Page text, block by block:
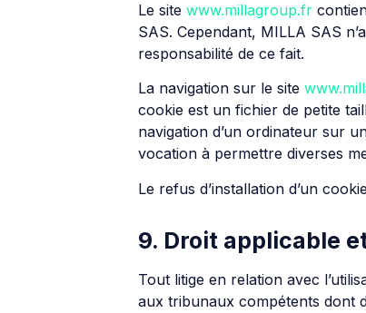
Le site www.millagroup.fr
SAS. Cependant, MILLA SAS
responsabilité de ce fait.
La navigation sur le site
cookie est un fichier de petite
navigation d’un ordinateur sur
vocation à permettre diverses
Le refus d’installation d’un
9. Droit applicable
Tout litige en relation avec
aux tribunaux compétents dont